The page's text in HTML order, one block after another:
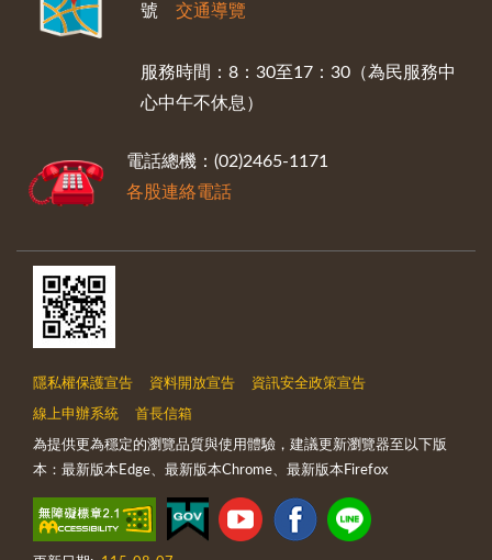
號 交通導覽
服務時間：8：30至17：30（為民服務中
心中午不休息）
電話總機：(02)2465-1171
各股連絡電話
隱私權保護宣告 資料開放宣告 資訊安全政策宣告
線上申辦系統 首長信箱
為提供更為穩定的瀏覽品質與使用體驗，建議更新瀏覽器至以下版
本：最新版本Edge、最新版本Chrome、最新版本Firefox